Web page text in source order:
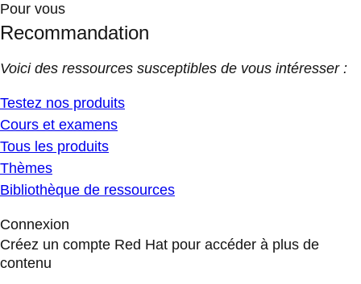
Pour vous
Recommandation
Voici des ressources susceptibles de vous intéresser :
Testez nos produits
Cours et examens
Tous les produits
Thèmes
Bibliothèque de ressources
Connexion
Créez un compte Red Hat pour accéder à plus de
contenu